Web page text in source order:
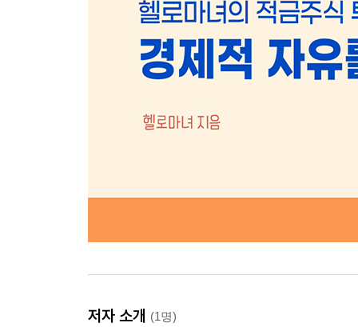
저자 소개 (1명)